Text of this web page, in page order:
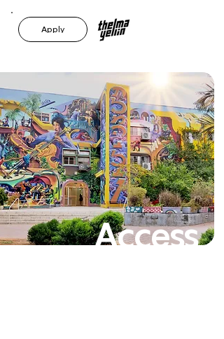
open
accessibility
please
Apply
Access